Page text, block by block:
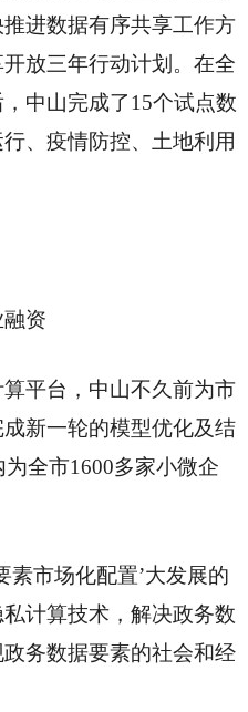
进数据有序共享工作方
放三年行动计划。在全
中山完成了15个试点数
、疫情防控、土地利用
资
平台，中山不久前为市
新一轮的模型优化及结
全市1600多家小微企
素市场化配置’大发展的
计算技术，解决政务数
务数据要素的社会和经